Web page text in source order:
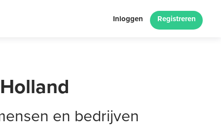
Inloggen Registreren
en bedrijven